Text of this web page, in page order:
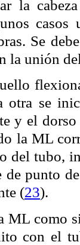
la
Se
la unión
otra se
y el
la ML
del tubo,
punto
(23).
ML como
con el